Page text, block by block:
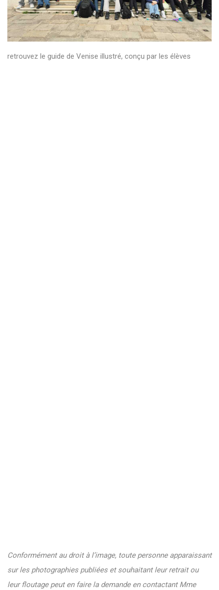
retrouvez le guide de Venise illustré, conçu par les élèves
Conformément au droit à l’image, toute personne apparaissant
sur les photographies publiées et souhaitant leur retrait ou
leur floutage peut en faire la demande en contactant Mme